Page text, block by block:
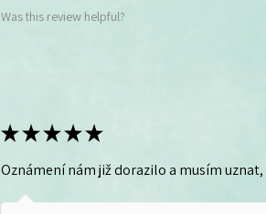
Was this review helpful?
★★★★★
Oznámení nám již dorazilo a musím